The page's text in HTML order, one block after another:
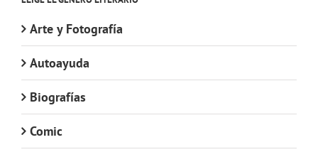
Arte y Fotografía
Autoayuda
Biografías
Comic